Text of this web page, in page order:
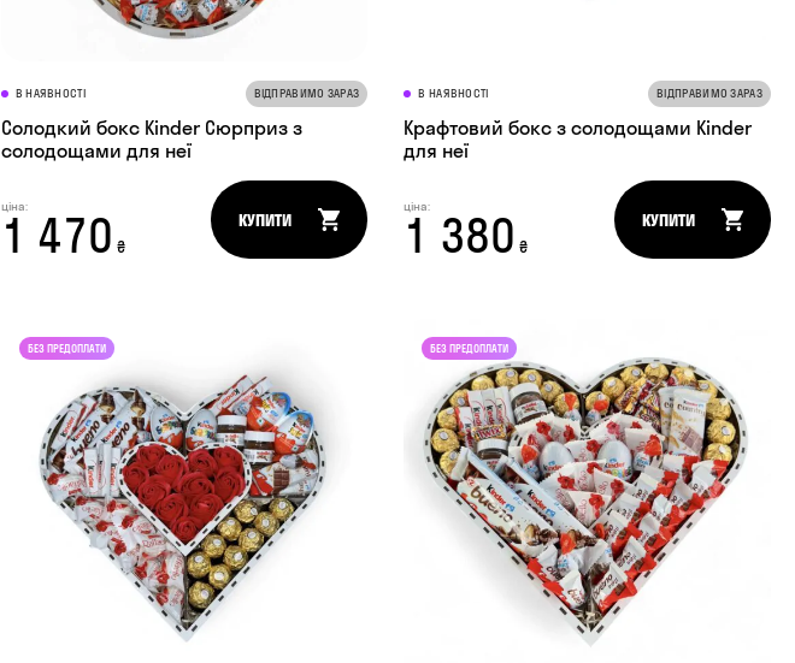
В НАЯВНОСТІ ВІДПРАВИМО ЗАРАЗ
Солодкий бокс Kinder Сюрприз з
солодощами для неї
ціна:
1 470 ₴
КУПИТИ
В НАЯВНОСТІ ВІДПРАВИМО ЗАРАЗ
Крафтовий бокс з солодощами Kinder
для неї
ціна:
1 380 ₴
КУПИТИ